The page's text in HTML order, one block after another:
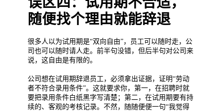
随便找个理由就能辞退
很多人以为试用期是“双向自由”，员工可以随时走，公
司也可以随时请人走。前半句没错，但后半句对公司来
说，这自由是有限的。
公司想在试用期辞退员工，必须拿出证据，证明“劳动
者不符合录用条件”。这就要求你，第一，在招聘时就
要把录用条件白纸黑字写清楚；第二，在试用期要有持
续的、客观的考核记录。不然，随随便便一句“我觉得